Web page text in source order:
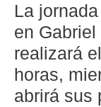
La
en
realizará
horas,
abrirá sus